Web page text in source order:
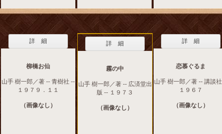
詳 細
柳橋お仙
山手 樹一郎／著 -- 青樹社 --
１９７９．１１
（画像なし）
詳 細
霧の中
山手 樹一郎／著 -- 広済堂出
版 -- １９７３
（画像なし）
詳 細
恋慕ぐるま
山手 樹一郎／著 -- 講談
１９６７
（画像なし）